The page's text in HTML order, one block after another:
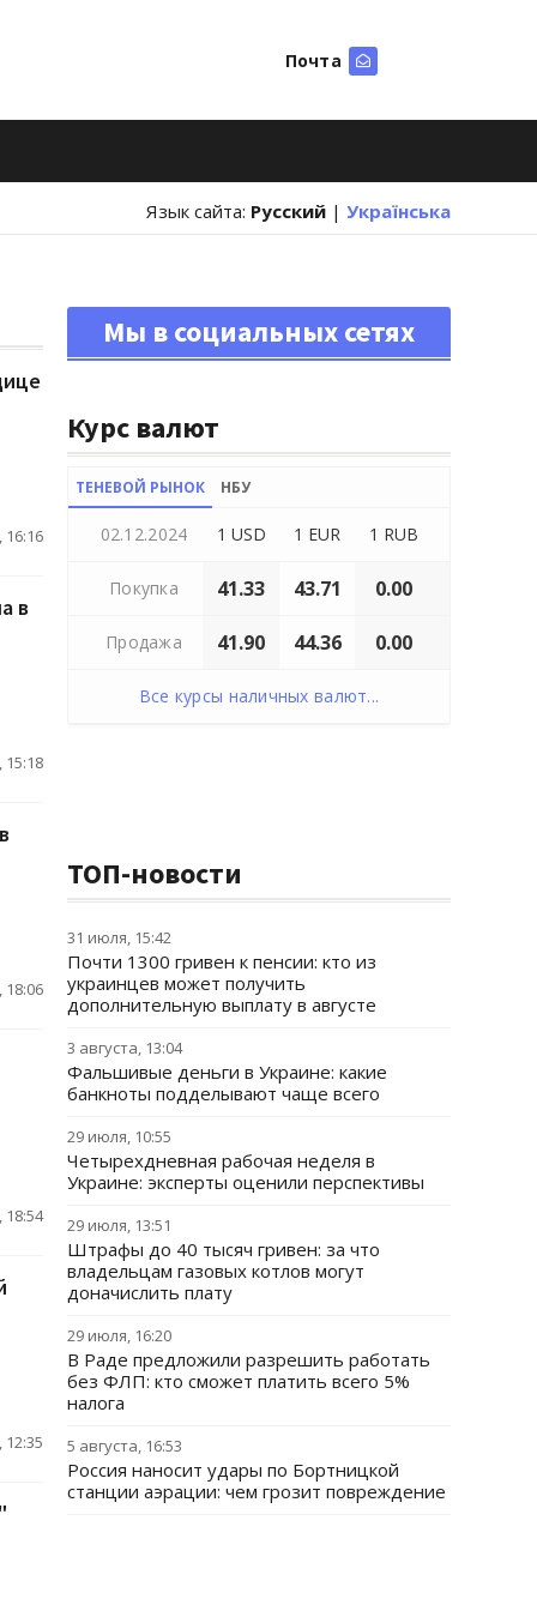
Почта
Язык сайта: Русский | Українська
16:16
в
15:18
18:06
18:54
Мы в социальных сетях
Курс валют
ТЕНЕВОЙ РЫНОК НБУ
02.12.2024 1 USD 1 EUR 1 RUB
Покупка 41.33 43.71 0.00
Продажа 41.90 44.36 0.00
Все курсы наличных валют...
ТОП-новости
31 июля, 15:42
Почти 1300 гривен к пенсии: кто из
украинцев может получить
дополнительную выплату в августе
3 августа, 13:04
Фальшивые деньги в Украине: какие
банкноты подделывают чаще всего
29 июля, 10:55
Четырехдневная рабочая неделя в
Украине: эксперты оценили перспективы
29 июля, 13:51
Штрафы до 40 тысяч гривен: за что
владельцам газовых котлов могут
доначислить плату
29 июля, 16:20
В Раде предложили разрешить работать
без ФЛП: кто сможет платить всего 5%
налога
5 августа, 16:53
Россия наносит удары по Бортницкой
станции аэрации: чем грозит повреждение